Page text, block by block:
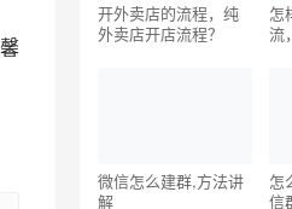
开外卖店的流程，纯
外卖店开店流程？
怎
流
微信怎么建群,方法讲
解
怎
信